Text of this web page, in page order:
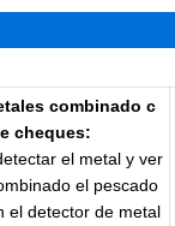
combinado c
cheques:
el metal y ver
el pescado
el detector de metal